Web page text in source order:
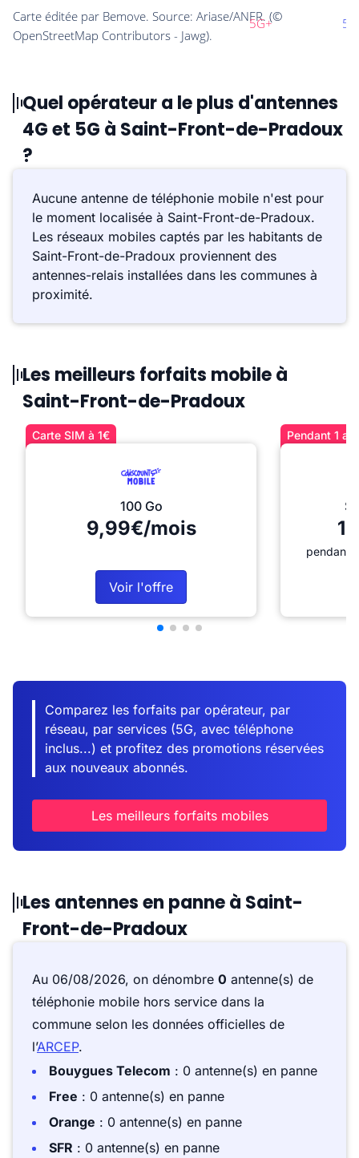
Quel opérateur a le plus d'antennes
4G et 5G à Saint-Front-de-Pradoux
?
Aucune antenne de téléphonie mobile n'est pour
le moment localisée à Saint-Front-de-Pradoux.
Les réseaux mobiles captés par les habitants de
Saint-Front-de-Pradoux proviennent des
antennes-relais installées dans les communes à
proximité.
Les meilleurs forfaits mobile à
Saint-Front-de-Pradoux
Carte SIM à 1€
100 Go
9,99€/mois
Voir l'offre
Pendant 1
pendant
Comparez les forfaits par opérateur, par
réseau, par services (5G, avec téléphone
inclus...) et profitez des promotions réservées
aux nouveaux abonnés.
Les meilleurs forfaits mobiles
Les antennes en panne à Saint-
Front-de-Pradoux
Au 06/08/2026, on dénombre 0 antenne(s) de
téléphonie mobile hors service dans la
commune selon les données officielles de
l’ARCEP.
Bouygues Telecom : 0 antenne(s) en panne
Free : 0 antenne(s) en panne
Orange : 0 antenne(s) en panne
SFR : 0 antenne(s) en panne